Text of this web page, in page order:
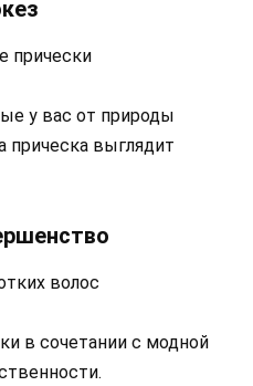
у вас от природы
прическа выглядит
в сочетании с модной